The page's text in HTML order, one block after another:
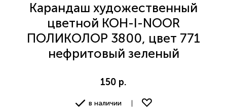
Карандаш художественный
цветной KOH-I-NOOR
ПОЛИКОЛОР 3800, цвет 771
нефритовый зеленый
150 р.
в наличии